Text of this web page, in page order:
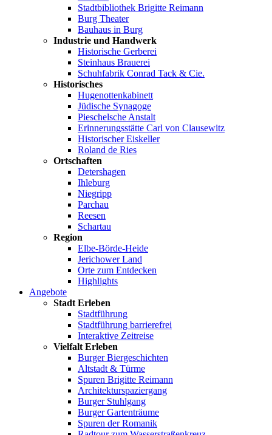
Stadtbibliothek Brigitte Reimann
Burg Theater
Bauhaus in Burg
Industrie und Handwerk
Historische Gerberei
Steinhaus Brauerei
Schuhfabrik Conrad Tack & Cie.
Historisches
Hugenottenkabinett
Jüdische Synagoge
Pieschelsche Anstalt
Erinnerungsstätte Carl von Clausewitz
Historischer Eiskeller
Roland de Ries
Ortschaften
Detershagen
Ihleburg
Niegripp
Parchau
Reesen
Schartau
Region
Elbe-Börde-Heide
Jerichower Land
Orte zum Entdecken
Highlights
Angebote
Stadt Erleben
Stadtführung
Stadtführung barrierefrei
Interaktive Zeitreise
Vielfalt Erleben
Burger Biergeschichten
Altstadt & Türme
Spuren Brigitte Reimann
Architekturspaziergang
Burger Stuhlgang
Burger Gartenträume
Spuren der Romanik